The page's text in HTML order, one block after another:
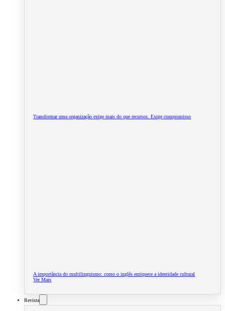
Transformar uma organização exige mais do que recursos. Exige compromisso
A importância do multilinguismo: como o inglês enriquece a identidade cultural
Ver Mais
Revista